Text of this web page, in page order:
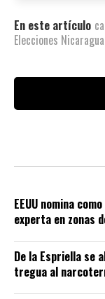
En este artículo
Elecciones
EEUU nomina
experta en zonas
De la Espriella se
tregua al